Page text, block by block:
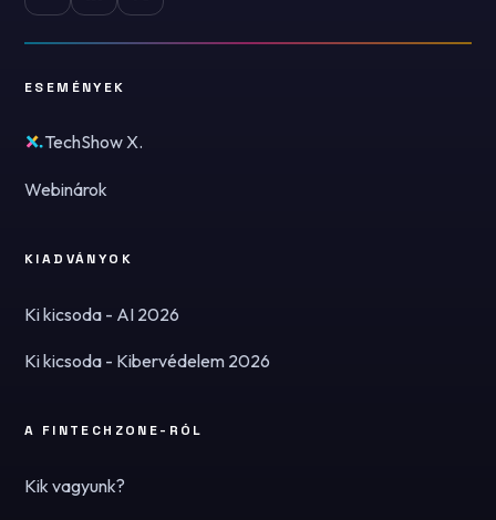
ESEMÉNYEK
TechShow X.
Webinárok
KIADVÁNYOK
Ki kicsoda - AI 2026
Ki kicsoda - Kibervédelem 2026
A FINTECHZONE-RÓL
Kik vagyunk?